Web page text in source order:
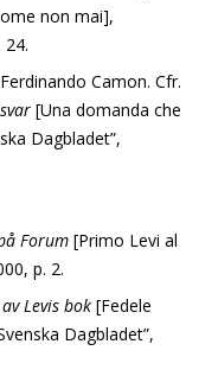
non mai],
24.
Camon. Cfr.
[Una domanda che
Dagbladet”,
Forum [Primo Levi al
p. 2.
Levis bok [Fedele
Dagbladet”,